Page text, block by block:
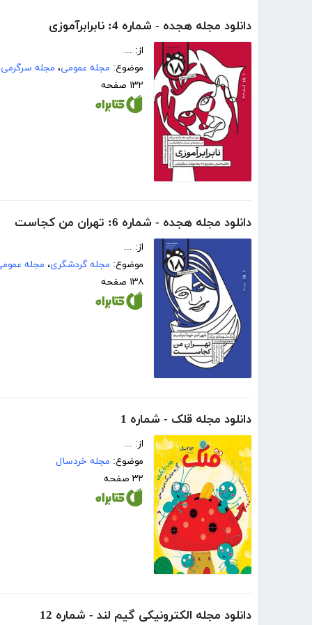
دانلود مجله هجده - شماره 4: نابرابرآموزی
از: ...
موضوع: مجله عمومی، مجله سرگرمی
۱۳۲ صفحه
دانلود مجله هجده - شماره 6: تهران من کجاست
از: ...
موضوع: مجله گردشگری، مجله
۱۳۸ صفحه
دانلود مجله قلک - شماره 1
از: ...
موضوع: مجله خردسال
۳۲ صفحه
دانلود مجله الکترونیکی گیم لند - شماره 12